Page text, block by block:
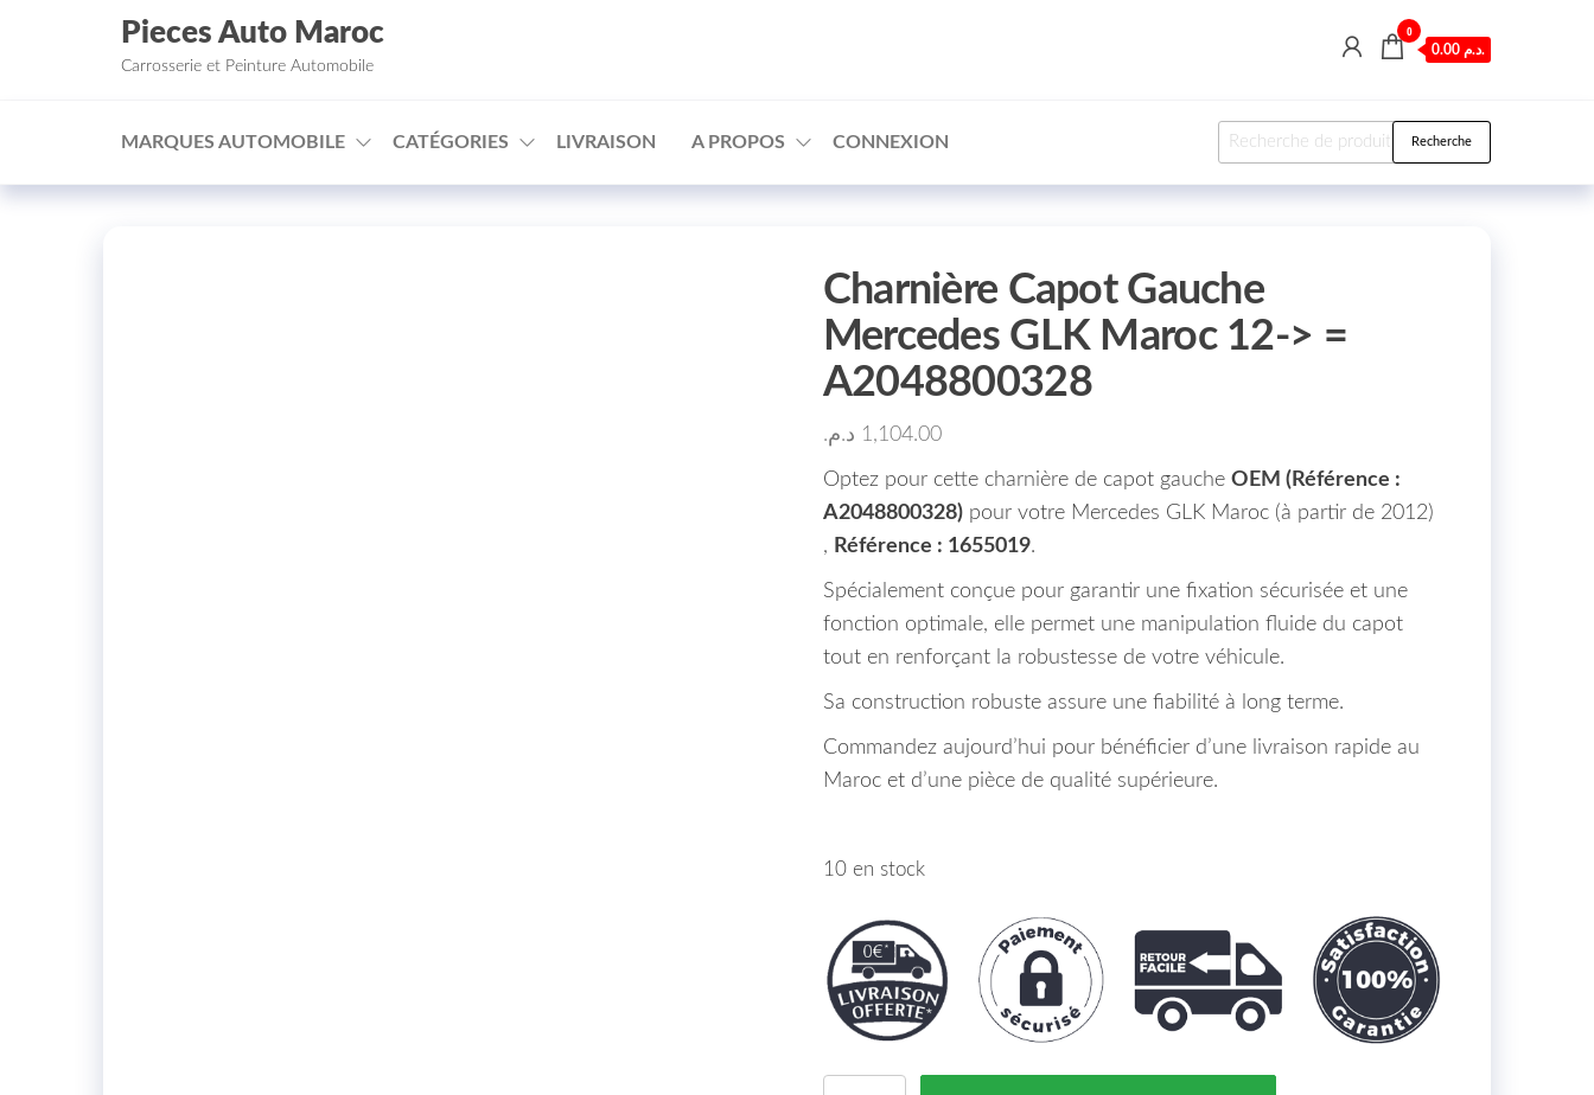
□
Aller au contenu
Pieces Auto Maroc
Carrosserie et Peinture Automobile
0
0.00 د.م.
MARQUES AUTOMOBILE CATÉGORIES LIVRAISON A PROPOS CONNEXION Recherche pour : Recherche
Charnière Capot Gauche
Mercedes GLK Maroc 12-> =
A2048800328
1,104.00 د.م.
Optez pour cette charnière de capot gauche OEM (Référence :
A2048800328)pour votre Mercedes GLK Maroc (à partir de 2012)
, Référence : 1655019.
Spécialement conçue pour garantir une fixation sécurisée et une
fonction optimale, elle permet une manipulation fluide du capot
tout en renforçant la robustesse de votre véhicule.
Sa construction robuste assure une fiabilité à long terme.
Commandez aujourd’hui pour bénéficier d’une livraison rapide au
Maroc et d’une pièce de qualité supérieure.
10 en stock